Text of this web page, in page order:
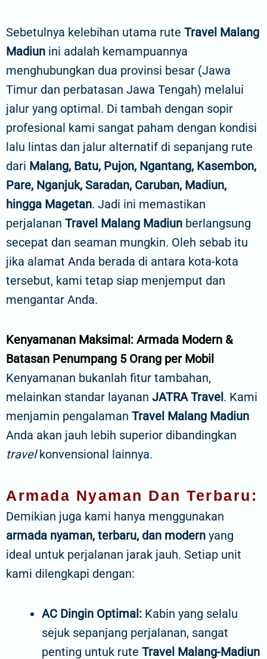
Sebetulnya kelebihan utama rute Travel Malang
Madiun ini adalah kemampuannya
menghubungkan dua provinsi besar (Jawa
Timur dan perbatasan Jawa Tengah) melalui
jalur yang optimal. Di tambah dengan sopir
profesional kami sangat paham dengan kondisi
lalu lintas dan jalur alternatif di sepanjang rute
dari Malang, Batu, Pujon, Ngantang, Kasembon,
Pare, Nganjuk, Saradan, Caruban, Madiun,
hingga Magetan. Jadi ini memastikan
perjalanan Travel Malang Madiun berlangsung
secepat dan seaman mungkin. Oleh sebab itu
jika alamat Anda berada di antara kota-kota
tersebut, kami tetap siap menjemput dan
mengantar Anda.
Kenyamanan Maksimal: Armada Modern &
Batasan Penumpang 5 Orang per Mobil
Kenyamanan bukanlah fitur tambahan,
melainkan standar layanan JATRA Travel. Kami
menjamin pengalaman Travel Malang Madiun
Anda akan jauh lebih superior dibandingkan
travelkonvensional lainnya.
Armada Nyaman Dan Terbaru:
Demikian juga kami hanya menggunakan
armada nyaman, terbaru, dan modern yang
ideal untuk perjalanan jarak jauh. Setiap unit
kami dilengkapi dengan:
AC Dingin Optimal: Kabin yang selalu
sejuk sepanjang perjalanan, sangat
penting untuk rute Travel Malang-Madiun